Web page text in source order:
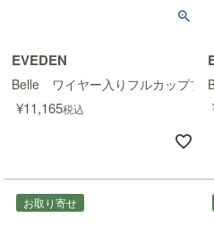
EVEDEN
Belle ワイヤー入りフルカップブ
¥11,165税込
お取り寄せ